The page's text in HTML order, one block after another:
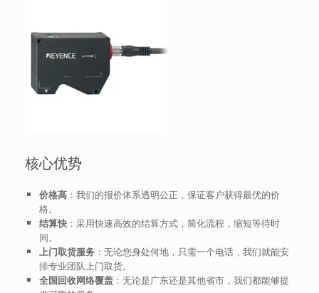
核心优势
价格高：我们的报价体系透明公正，保证客户获得最优的价
格。
结算快：采用快速高效的结算方式，简化流程，缩短等待时
间。
上门取货服务：无论您身处何地，只需一个电话，我们就能安
排专业团队上门取货。
全国回收网络覆盖：无论是广东还是其他省市，我们都能够提